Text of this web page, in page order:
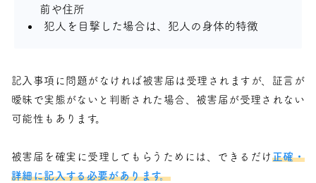
前や住所
犯人を目撃した場合は、犯人の身体的特徴
記入事項に問題がなければ被害届は受理されますが、証言が
曖昧で実態がないと判断された場合、被害届が受理されない
可能性もあります。
被害届を確実に受理してもらうためには、できるだけ 正確・
詳細に記入する必要があります。